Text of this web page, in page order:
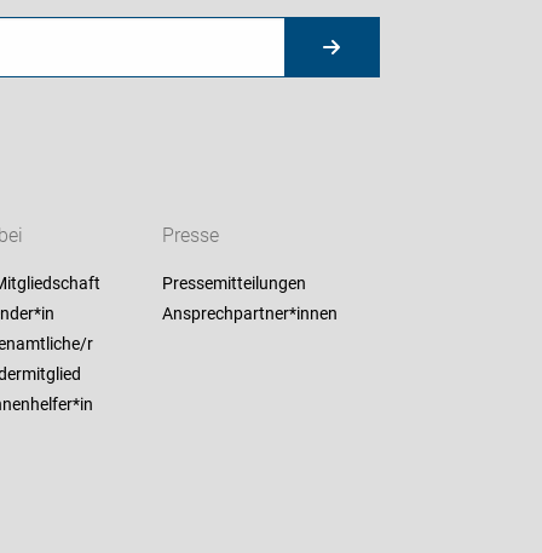
r
Presse
Pressemitteilungen
Ansprechpartner*innen